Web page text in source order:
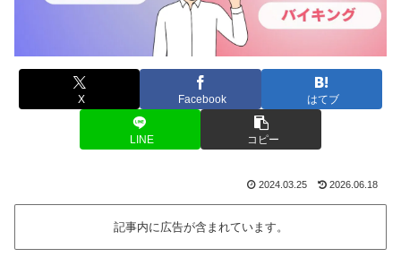
X Facebook はてブ
LINE コピー
2024.03.25 2026.06.18
記事内に広告が含まれています。